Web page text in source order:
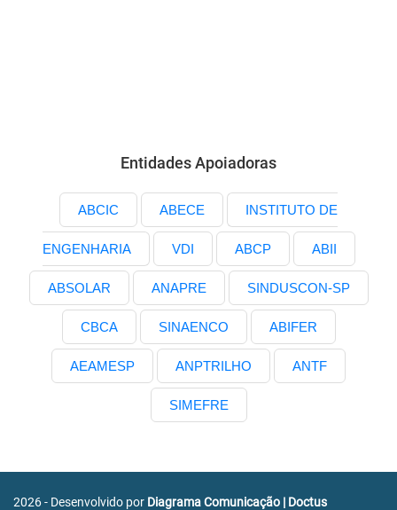
Entidades Apoiadoras
ABCIC ABECE INSTITUTO DE
ENGENHARIA VDI ABCP ABII
ABSOLAR ANAPRE SINDUSCON-SP
CBCA SINAENCO ABIFER
AEAMESP ANPTRILHO ANTF
SIMEFRE
2026 - Desenvolvido por Diagrama Comunicação | Doctus